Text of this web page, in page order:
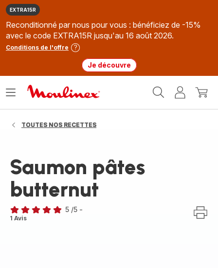
EXTRA15R
Reconditionné par nous pour vous : bénéficiez de -15%
avec le code EXTRA15R jusqu'au 16 août 2026.
Conditions de l'offre
Je découvre
MonMon
Ouvrir
TOUTES NOS RECETTES
Saumon pâtes
butternut
Avis
5 /5 -
1 Avis